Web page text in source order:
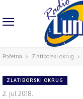
Početna Zlatiborski okrug
ZLATIBORSKI OKRUG
2. jul 2018.